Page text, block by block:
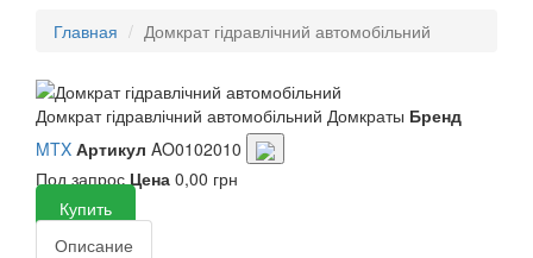
Главная
Домкрат гідравлічний автомобільний
Домкрат гідравлічний автомобільний Домкраты Бренд
MTX Артикул AO0102010
Под запрос Цена 0,00 грн
Купить
Описание